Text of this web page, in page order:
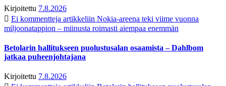
Kirjoitettu 7.8.2026
Ei kommentteja artikkeliin Nokia-areena teki viime vuonna
miljoonatappion – miinusta roimasti aiempaa enemmän
Betolarin hallitukseen puolustusalan osaamista – Dahlbom
jatkaa puheenjohtajana
Kirjoitettu 7.8.2026